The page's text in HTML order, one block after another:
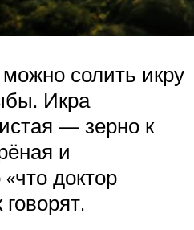
солить икру
Икра
— зерно к
и
доктор